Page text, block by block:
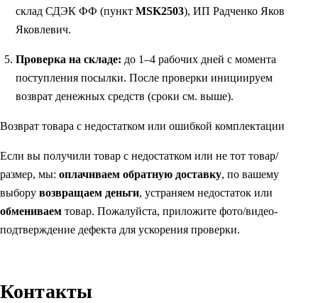
склад СДЭК ФФ (пунктMSK2503), ИП Радченко Яков
Яковлевич.
Проверка на складе: до 1–4 рабочих дней с момента
поступления посылки. После проверки инициируем
возврат денежных средств (сроки см. выше).
Возврат товара с недостатком или ошибкой комплектации
Если вы получили товар с недостатком или не тот товар/
размер, мы: оплачиваем обратную доставку, по вашему
выбору возвращаем деньги, устраняем недостаток или
обмениваем товар. Пожалуйста, приложите фото/видео-
подтверждение дефекта для ускорения проверки.
Контакты